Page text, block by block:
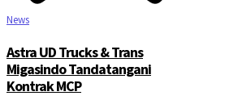
News
Astra UD Trucks & Trans
Migasindo Tandatangani
Kontrak MCP